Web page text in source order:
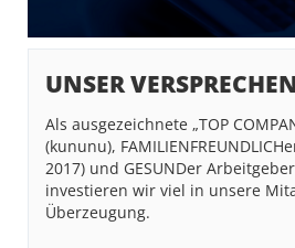
UNSER
Als ausgezeichnete „TOP
(kununu),
2017) und GESUNDer
investieren wir viel in unsere
Überzeugung.